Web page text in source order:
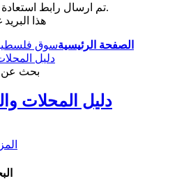
تم ارسال رابط استعادة كلمة المرور الى بريدك بنجاح.
هذا
الصفحة الرئيسية
دليل
بحث عن
دليل المحلات